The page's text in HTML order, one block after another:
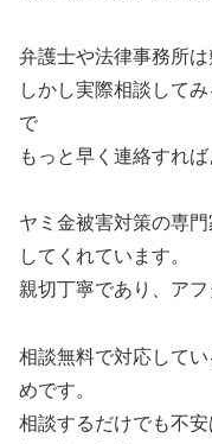
弁護士や法律事務所
しかし実際相談して
で
もっと早く連絡すれ
ヤミ金被害対策の専
してくれています。
親切丁寧であり、ア
相談無料で対応して
めです。
相談するだけでも不